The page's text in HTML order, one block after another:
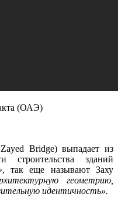
(ОАЭ)
Bridge) выпадает из
строительства зданий
так еще называют Заху
геометрию,
идентичность».